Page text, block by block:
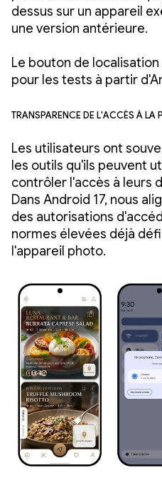
dessus sur un appareil
une version antérieure.
Le bouton de
pour les tests à partir
Transparence de l'accès à la
Les utilisateurs ont
les outils qu'ils peuvent
contrôler l'accès à leurs
Dans Android 17, nous
des autorisations
normes élevées déjà
l'appareil photo.